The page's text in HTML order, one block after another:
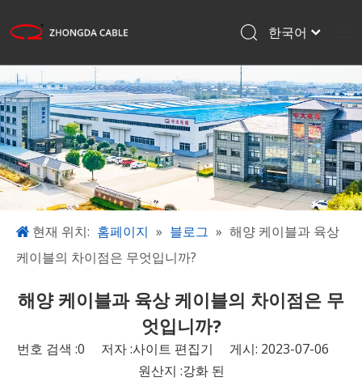
홈페이지
제품
응용
회사 소개
프로젝트
블로그
다운로드
문의하기
한국어
Français
Pусский
Español
日本語
현재 위치: 홈페이지 » 블로그 » 해양 케이블과 육상
케이블의 차이점은 무엇입니까?
해양 케이블과 육상 케이블의 차이점은 무
엇입니까?
번호 검색 :0 저자 :사이트 편집기 게시: 2023-07-06
원산지 :강화 된